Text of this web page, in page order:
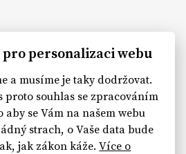
personalizaci webu
a musíme je taky dodržovat.
proto souhlas se zpracováním
aby se Vám na našem webu
strach, o Vaše data bude
jak zákon káže.Více o